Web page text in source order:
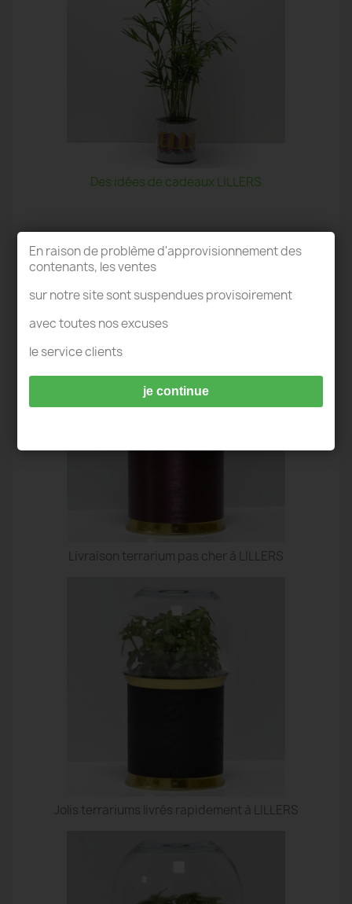
Des idées de cadeaux LILLERS
Livraison terrarium pas cher à LILLERS
Jolis terrariums livrés rapidement à LILLERS
En raison de problème d'approvisionnement des
contenants, les ventes
sur notre site sont suspendues provisoirement
avec toutes nos excuses
le service clients
je continue